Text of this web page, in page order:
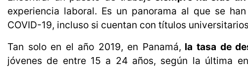
experiencia laboral. Es un panorama al que se
COVID-19, incluso si cuentan con títulos
Tan solo en el año 2019, en Panamá, la tasa de
jóvenes de entre 15 a 24 años, según la última